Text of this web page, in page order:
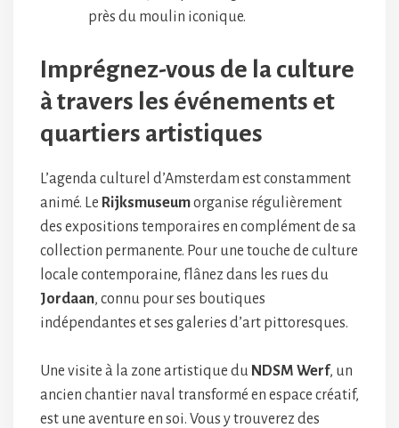
près du moulin iconique.
Imprégnez-vous de la culture
à travers les événements et
quartiers artistiques
L’agenda culturel d’Amsterdam est constamment
animé. Le Rijksmuseumorganise régulièrement
des expositions temporaires en complément de sa
collection permanente. Pour une touche de culture
locale contemporaine, flânez dans les rues du
Jordaan, connu pour ses boutiques
indépendantes et ses galeries d’art pittoresques.
Une visite à la zone artistique du NDSM Werf, un
ancien chantier naval transformé en espace créatif,
est une aventure en soi. Vous y trouverez des